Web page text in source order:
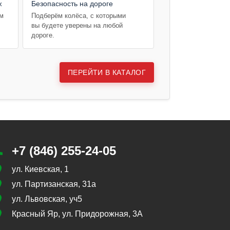
Безопасность на дороге
Подберём колёса, с которыми
вы будете уверены на любой
дороге.
ПЕРЕЙТИ В КАТАЛОГ
+7 (846) 255-24-05
ул. Киевская, 1
ул. Партизанская, 31а
ул. Львовская, уч5
Красный Яр, ул. Придорожная, 3А